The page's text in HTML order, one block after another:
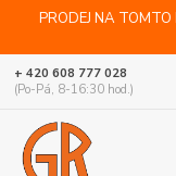
PRODEJ NA TOMTO
+ 420 608 777 028
(Po-Pá, 8-16:30 hod.)